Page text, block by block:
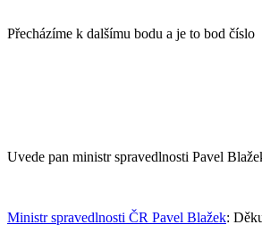
Přecházíme k dalšímu bodu a je to bod číslo
Uvede pan ministr spravedlnosti Pavel
Ministr spravedlnosti ČR Pavel Blažek: